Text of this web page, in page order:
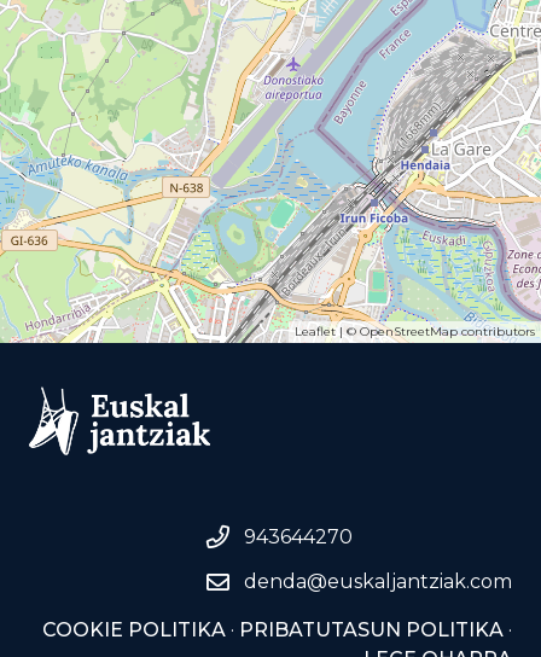
Leaflet| © OpenStreetMapcontributors
943644270
denda@euskaljantziak.com
COOKIE POLITIKA · PRIBATUTASUN POLITIKA ·